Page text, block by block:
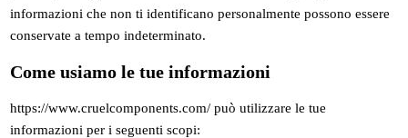
informazioni che non ti identificano personalmente possono essere
conservate a tempo indeterminato.
Come usiamo le tue informazioni
https://www.cruelcomponents.com/ può utilizzare le tue
informazioni per i seguenti scopi: